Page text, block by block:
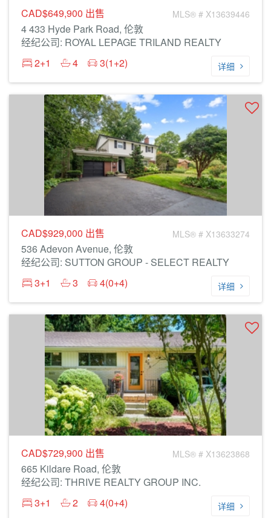
CAD$649,900 出售 MLS® # X13639446
4 433 Hyde Park Road, 伦敦
经纪公司: ROYAL LEPAGE TRILAND REALTY
2+1
4 3(1+2) 详细
CAD$929,000 出售 MLS® # X13633274
536 Adevon Avenue, 伦敦
经纪公司: SUTTON GROUP - SELECT REALTY
3+1
3 4(0+4) 详细
CAD$729,900 出售 MLS® # X13623868
665 Kildare Road, 伦敦
经纪公司: THRIVE REALTY GROUP INC.
3+1
2 4(0+4) 详细